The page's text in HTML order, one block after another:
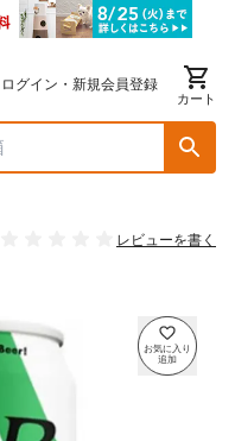
ログイン・新規会員登録
カート
レビューを書く